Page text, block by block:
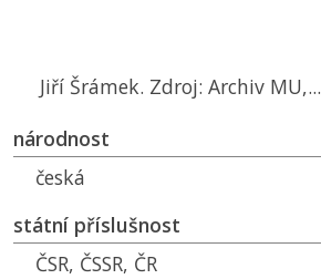
Jiří Šrámek. Zdroj: Archiv MU,...
národnost
česká
státní příslušnost
ČSR, ČSSR, ČR